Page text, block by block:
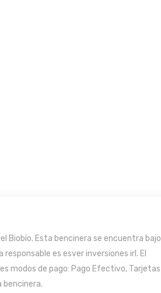
Biobío. Esta bencinera se encuentra bajo
es esver inversiones irl. El
modos de pago: Pago Efectivo, Tarjetas
bencinera.